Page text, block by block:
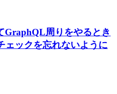
GraphQL周りをやるとき
ェックを忘れないように